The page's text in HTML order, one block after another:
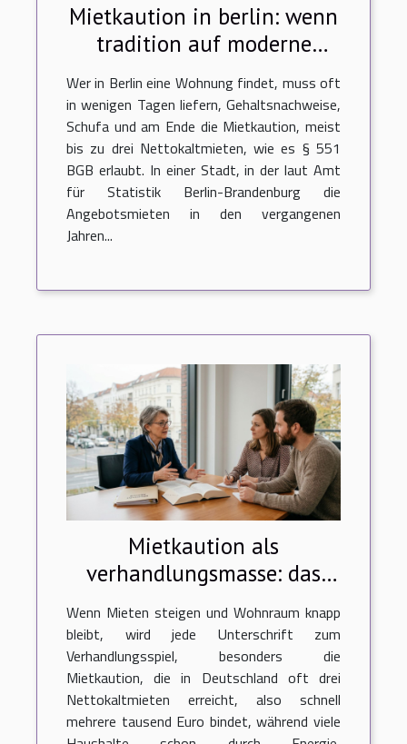
Mietkaution in berlin: wenn
tradition auf moderne
bezahlmethoden trifft
Wer in Berlin eine Wohnung findet, muss oft
in wenigen Tagen liefern, Gehaltsnachweise,
Schufa und am Ende die Mietkaution, meist
bis zu drei Nettokaltmieten, wie es § 551
BGB erlaubt. In einer Stadt, in der laut Amt
für Statistik Berlin-Brandenburg die
Angebotsmieten in den vergangenen
Jahren...
Mietkaution als
verhandlungsmasse: das
sagt die rechtsprechung
Wenn Mieten steigen und Wohnraum knapp
bleibt, wird jede Unterschrift zum
Verhandlungsspiel, besonders die
Mietkaution, die in Deutschland oft drei
Nettokaltmieten erreicht, also schnell
mehrere tausend Euro bindet, während viele